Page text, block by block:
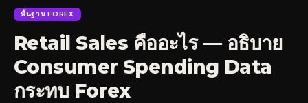
พื้นฐาน FOREX
Retail Sales คืออะไร — อธิบาย
Consumer Spending Data
กระทบ Forex